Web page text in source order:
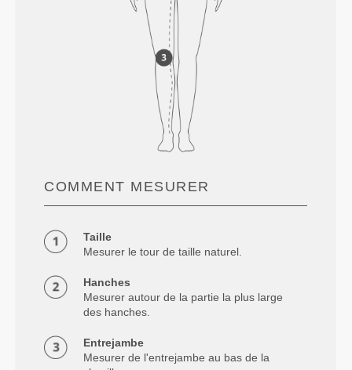
COMMENT MESURER
Taille
Mesurer le tour de taille naturel.
Hanches
Mesurer autour de la partie la plus large
des hanches.
Entrejambe
Mesurer de l'entrejambe au bas de la